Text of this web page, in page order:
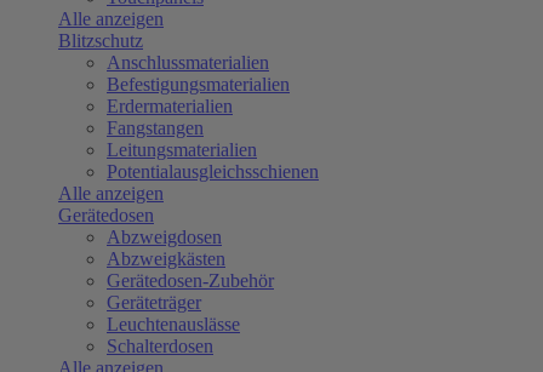
Alle anzeigen
Blitzschutz
Anschlussmaterialien
Befestigungsmaterialien
Erdermaterialien
Fangstangen
Leitungsmaterialien
Potentialausgleichsschienen
Alle anzeigen
Gerätedosen
Abzweigdosen
Abzweigkästen
Gerätedosen-Zubehör
Geräteträger
Leuchtenauslässe
Schalterdosen